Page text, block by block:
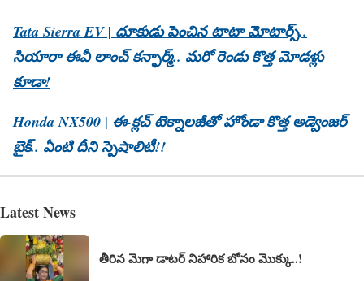
Tata Sierra EV | దూకుడు పెంచిన టాటా మోటార్స్..
సియారా ఈవీ లాంచ్ కన్ఫార్మ్.. మరో రెండు కొత్త మోడళ్లు
కూడా!
Honda NX500 | ఈ-క్లచ్ టెక్నాలజీతో హోండా కొత్త అడ్వెంజర్
బైక్.. ఏంటి దీని స్పెషాలిటీ!!
Latest News
తీరిన మెగా డాటర్ నిహారిక బోనం మొక్కు..!